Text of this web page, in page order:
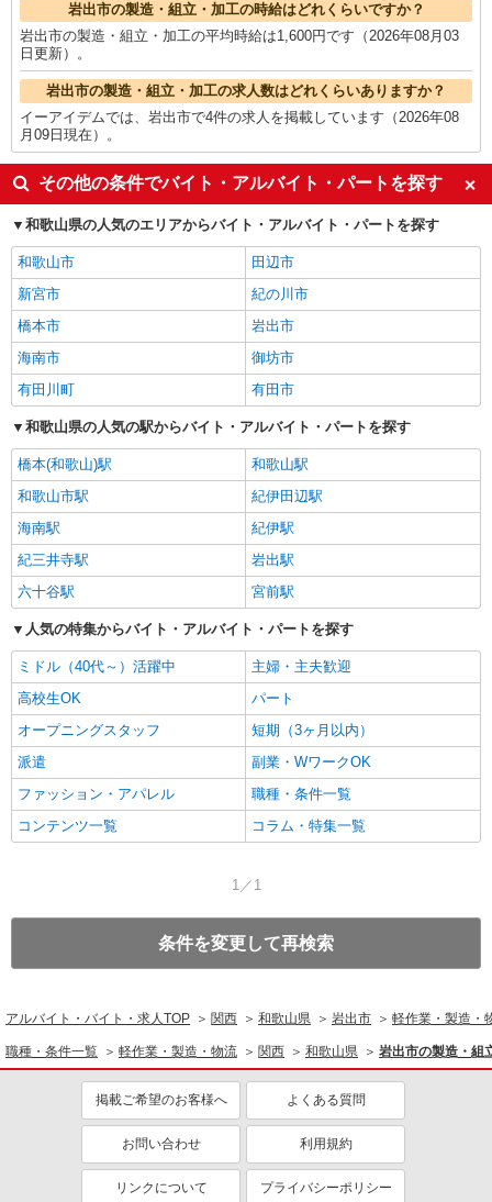
岩出市の製造・組立・加工の時給はどれくらいですか？
岩出市の製造・組立・加工の平均時給は1,600円です（2026年08月03
日更新）。
岩出市の製造・組立・加工の求人数はどれくらいありますか？
イーアイデムでは、岩出市で4件の求人を掲載しています（2026年08
月09日現在）。
その他の条件でバイト・アルバイト・パートを探す
和歌山県の人気のエリアからバイト・アルバイト・パートを探す
和歌山市
田辺市
新宮市
紀の川市
橋本市
岩出市
海南市
御坊市
有田川町
有田市
和歌山県の人気の駅からバイト・アルバイト・パートを探す
橋本(和歌山)駅
和歌山駅
和歌山市駅
紀伊田辺駅
海南駅
紀伊駅
紀三井寺駅
岩出駅
六十谷駅
宮前駅
人気の特集からバイト・アルバイト・パートを探す
ミドル（40代～）活躍中
主婦・主夫歓迎
高校生OK
パート
オープニングスタッフ
短期（3ヶ月以内）
派遣
副業・WワークOK
ファッション・アパレル
職種・条件一覧
コンテンツ一覧
コラム・特集一覧
1／1
条件を変更して再検索
アルバイト・バイト・求人TOP 関西 和歌山県 岩出市 軽作業・製造・
職種・条件一覧 軽作業・製造・物流 関西 和歌山県 岩出市の製造・組
掲載ご希望のお客様へ よくある質問
お問い合わせ 利用規約
リンクについて プライバシーポリシー